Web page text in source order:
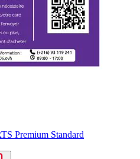
Premium Standard